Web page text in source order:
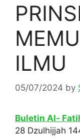
ILMU
05/07/2024 by
Buletin Al-
28 Dzulhijjah